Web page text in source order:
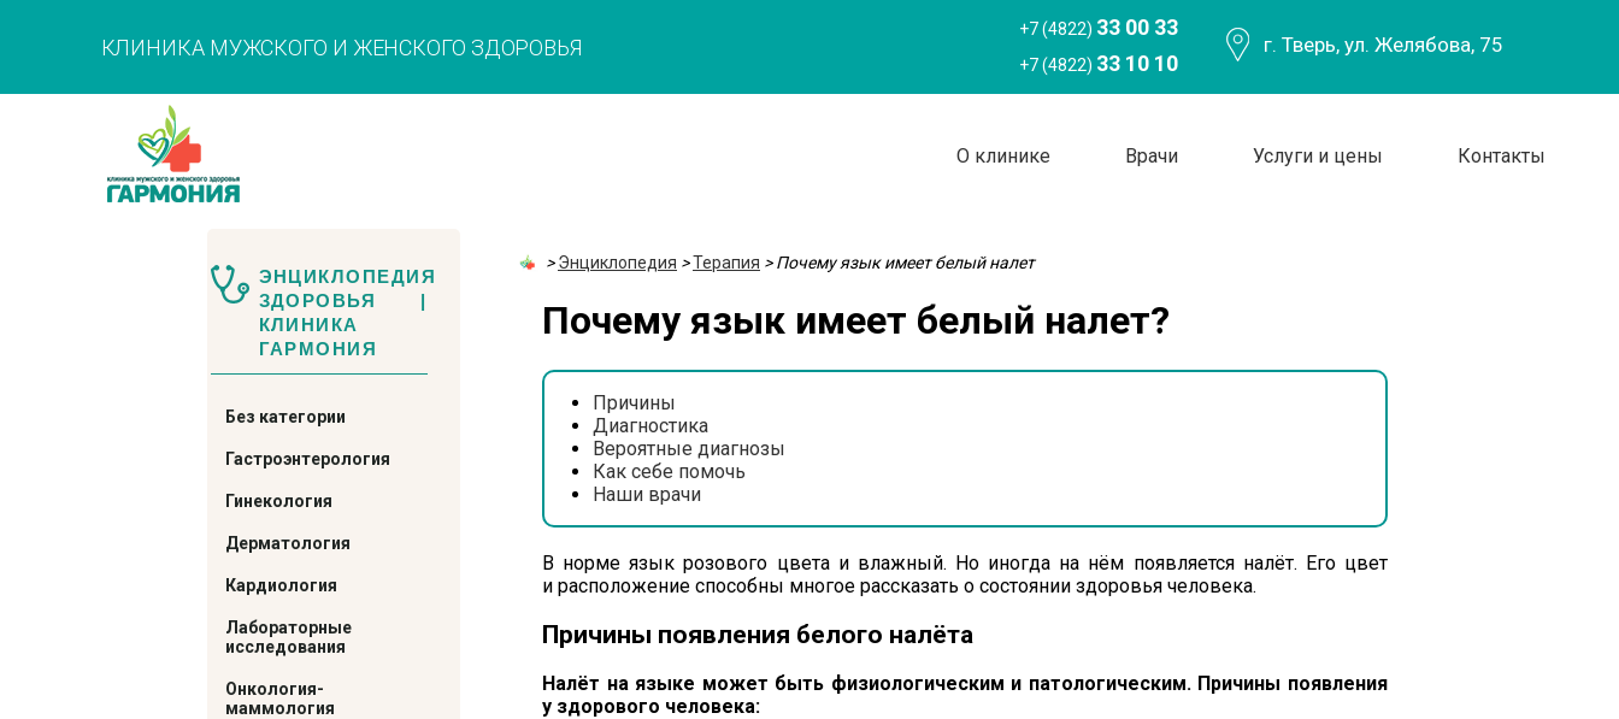
КЛИНИКА МУЖСКОГО И ЖЕНСКОГО ЗДОРОВЬЯ
+7 (4822) 33 00 33
+7 (4822) 33 10 10
г. Тверь, ул. Желябова, 75
О клинике Врачи Услуги и цены Контакты
>Энциклопедия >Терапия >Почему язык имеет белый налет
Почему язык имеет белый налет?
Причины
Диагностика
Вероятные диагнозы
Как себе помочь
Наши врачи
В норме язык розового цвета и влажный. Но иногда на нём появляется налёт. Его цвет
и расположение способны многое рассказать о состоянии здоровья человека.
Причины появления белого налёта
Налёт на языке может быть физиологическим и патологическим. Причины появления
у здорового человека:
ЭНЦИКЛОПЕДИЯ
ЗДОРОВЬЯ |
КЛИНИКА
ГАРМОНИЯ
Без категории
Гастроэнтерология
Гинекология
Дерматология
Кардиология
Лабораторные
исследования
Онкология-
маммология